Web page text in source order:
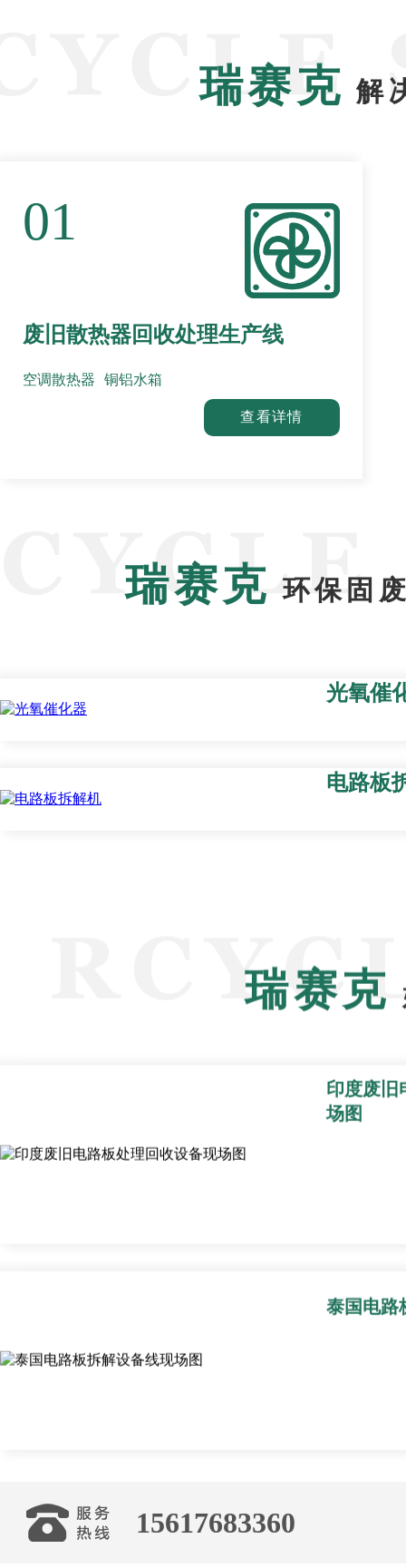
瑞赛克 解
01
废旧散热器回收处理生产线
空调散热器 铜铝水箱
查看详情
瑞赛克 环保固
光氧催
电路板
瑞赛克
印度废旧
场图
泰国电路
15617683360